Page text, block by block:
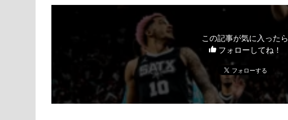
この記事が気に入ったら
フォローしてね！